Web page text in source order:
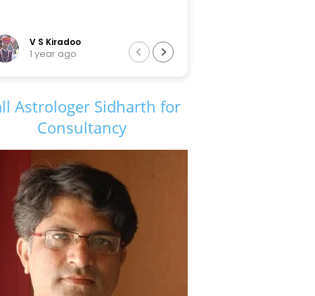
V S Kiradoo
1 year ago
Astrologer Sidharth for
Consultancy